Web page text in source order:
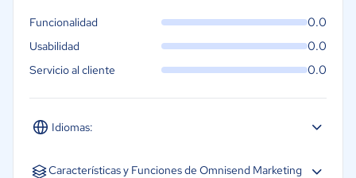
Idiomas:
Español Inglés
Funcionalidad 0.0
Usabilidad 0.0
Servicio al cliente 0.0
Características y Funciones de Omnisend Marketing